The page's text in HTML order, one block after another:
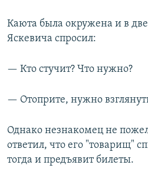
Каюта была окружена и в
Яскевича спросил:
— Кто стучит? Что нужно?
— Отоприте, нужно
Однако незнакомец не
ответил, что его "товарищ"
тогда и предъявит билеты.